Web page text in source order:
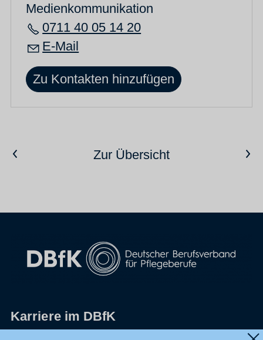
Medienkommunikation
0711 40 05 14 20
E-Mail
Zu Kontakten hinzufügen
Vorheriger ArtikelZur ÜbersichtNächster Artikel
Karriere im DBfK